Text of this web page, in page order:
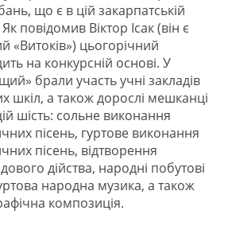
що є в цій закарпатській
повідомив Віктор Ісак (він є
«Витоків») цьогорічний
на конкурсній основі. У
брали участь учні закладів
шкіл, а також дорослі мешканці
шість: сольне виконання
пісень, гуртове виконання
пісень, відтворення
дійства, народні побутові
народна музика, а також
композиція.